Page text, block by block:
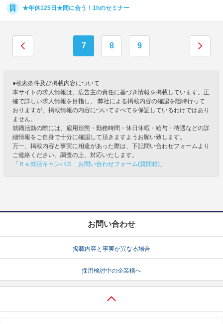
★年休125日★間に合う！1hのセミナー
7 8 9
●検索条件及び掲載内容について
本サイトの求人情報は、広告主の責任に基づき情報を掲載しています。正
確で詳しい求人情報を目指し、 弊社による掲載内容の確認を随時行って
おりますが、掲載情報の内容についてすべてを保証しているわけではあり
ません。
就職活動の際には、雇用形態・勤務時間・休日休暇・給与・待遇などの詳
細情報をご自身で十分に確認して頂きますようお願い致します。
万一、掲載内容と事実に相違があった際は、下記問い合わせフォームより
ご連絡ください。調査の上、対応いたします。
「 Ｒｅ就活キャンパス お問い合わせフォーム(質問箱) 」
お問い合わせ
掲載内容と事実が異なる場合
採用検討中の企業様へ